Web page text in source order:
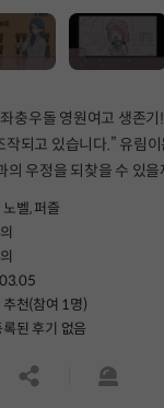
좌충우돌 영원여고 생존
.” 유림이는 꿈에서 벌어지는
의 우정을 되찾을 수 있
노벨,퍼즐
천(참여 1명)
된 후기 없음
공유하기신고하